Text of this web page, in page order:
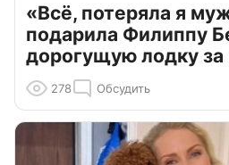
«Всё, потеряла я
подарила Филиппу
дорогущую лодку за
278 Обсудить